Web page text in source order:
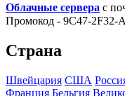
Облачные сервера с
Промокод - 9C47-2F32-
Страна
Швейцария США
Франция Бельгия